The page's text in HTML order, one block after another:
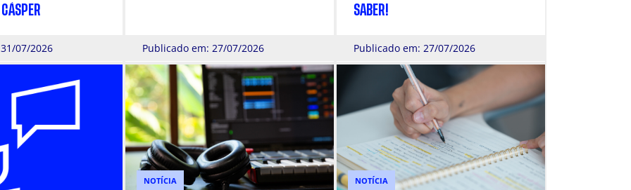
07/2026 Publicado em: 27/07/2026
SABER!
Publicado em: 27/07/2026
NOTÍCIA NOTÍCIA